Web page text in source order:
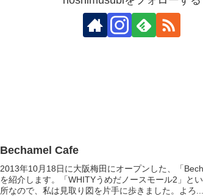
Bechamel Cafe
2013年10月18日に大阪梅田にオープンした、「
を紹介します。「WHITYうめだノースモール2」と
所なので、私は見取り図を片手に歩きました。よろ...